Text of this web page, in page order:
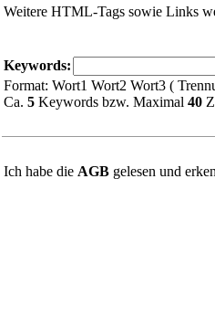
Weitere HTML-Tags sowie Links
Keywords:
Format: Wort1 Wort2 Wort3 (
Ca. 5 Keywords bzw. Maximal 40
Ich habe die AGB gelesen und